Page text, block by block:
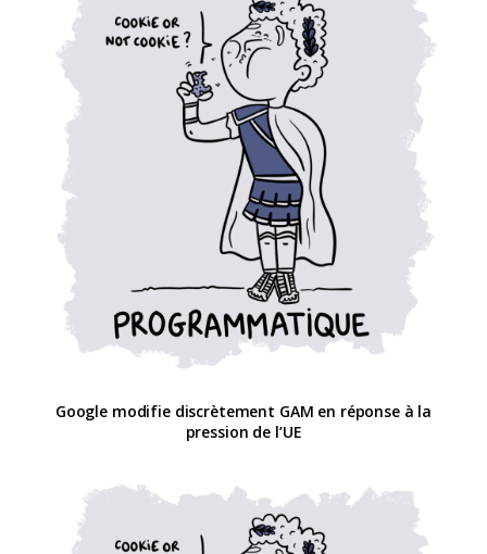
Google modifie discrètement GAM en réponse à la
pression de l’UE